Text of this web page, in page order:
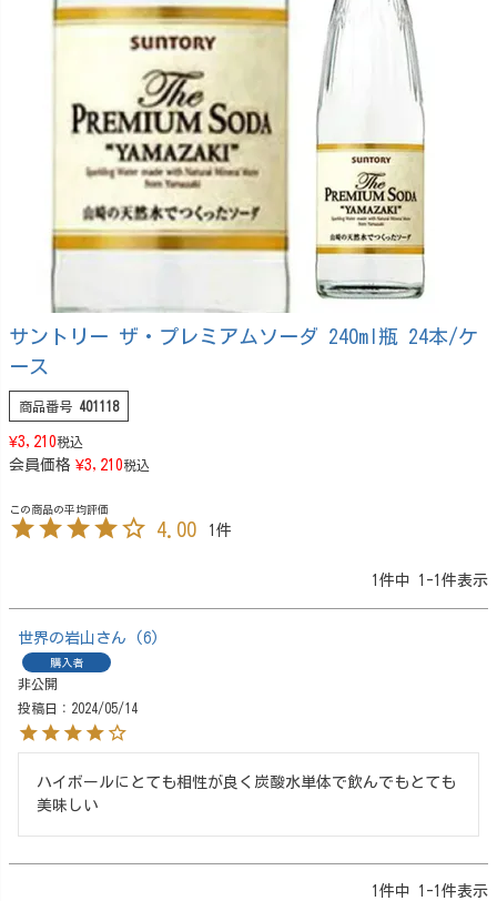
サントリー ザ・プレミアムソーダ 240ml瓶 24本/ケ
ース
商品番号 401118
¥3,210税込
会員価格 ¥3,210税込
4.00 1
1 件中 1 -1 件表示
世界の岩山 6
購入者
非公開
投稿日
2024/05/14
ハイボールにとても相性が良く炭酸水単体で飲んでもとても
美味しい
1 件中 1 -1 件表示